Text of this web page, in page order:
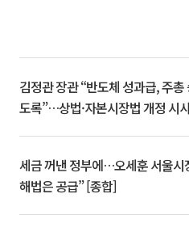
김정관 장관 “반도체 성과급, 주총
도록”…상법·자본시장법 개정 시
세금 꺼낸 정부에…오세훈 서울시
해법은 공급” [종합]